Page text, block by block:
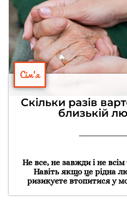
Сім'я
Скільки разів
близькій
Не все, не завжди і не
Навіть якщо це рідна
ризикуєте втопитися у